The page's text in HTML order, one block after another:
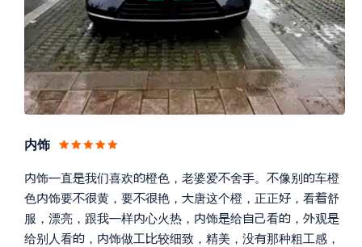
内饰
饰直我们喜欢橙色，老婆爱舍。 像别 车橙
色饰要黄，要艳， 唐这个橙，正正 ，看舒
服，漂亮，跟我样心火热， 饰给己看 ， 观
给别人看 ， 饰做工较细致，精美，没那种粗工感，